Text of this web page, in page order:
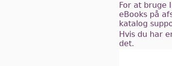
For at bruge
eBooks på
katalog
Hvis du har
det.